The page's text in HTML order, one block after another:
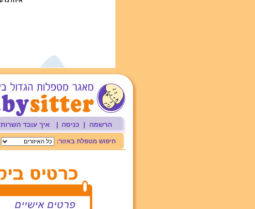
הרשמה | כניסה | איך עובד השרות
חיפוש מטפלת באזור: